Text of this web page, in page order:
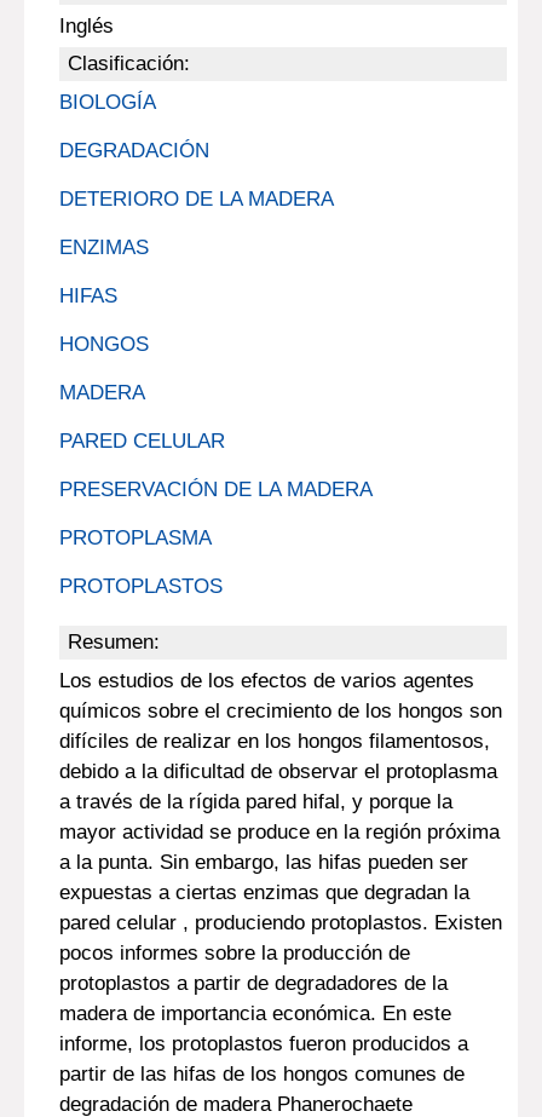
Inglés
Clasificación:
BIOLOGÍA
DEGRADACIÓN
DETERIORO DE LA MADERA
ENZIMAS
HIFAS
HONGOS
MADERA
PARED CELULAR
PRESERVACIÓN DE LA MADERA
PROTOPLASMA
PROTOPLASTOS
Resumen:
Los estudios de los efectos de varios agentes
químicos sobre el crecimiento de los hongos son
difíciles de realizar en los hongos filamentosos,
debido a la dificultad de observar el protoplasma
a través de la rígida pared hifal, y porque la
mayor actividad se produce en la región próxima
a la punta. Sin embargo, las hifas pueden ser
expuestas a ciertas enzimas que degradan la
pared celular , produciendo protoplastos. Existen
pocos informes sobre la producción de
protoplastos a partir de degradadores de la
madera de importancia económica. En este
informe, los protoplastos fueron producidos a
partir de las hifas de los hongos comunes de
degradación de madera Phanerochaete